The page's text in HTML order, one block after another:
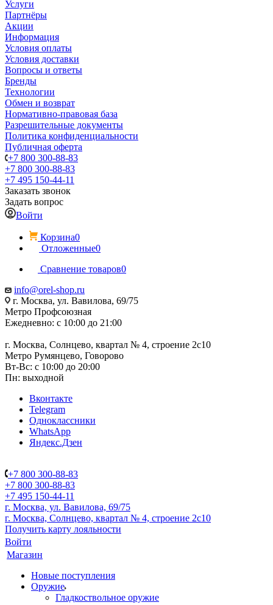
Услуги
Партнёры
Акции
Информация
Условия оплаты
Условия доставки
Вопросы и ответы
Бренды
Технологии
Обмен и возврат
Нормативно-правовая база
Разрешительные документы
Политика конфиденциальности
Публичная оферта
+7 800 300-88-83
+7 800 300-88-83
+7 495 150-44-11
Заказать звонок
Задать вопрос
Войти
Корзина0
Отложенные0
Сравнение товаров0
info@orel-shop.ru
г. Москва, ул. Вавилова, 69/75
Метро Профсоюзная
Ежедневно: с 10:00 до 21:00
г. Москва, Солнцево, квартал № 4, строение 2с10
Метро Румянцево, Говорово
Вт-Вс: с 10:00 до 20:00
Пн: выходной
Вконтакте
Telegram
Одноклассники
WhatsApp
Яндекс.Дзен
+7 800 300-88-83
+7 800 300-88-83
+7 495 150-44-11
г. Москва, ул. Вавилова, 69/75
г. Москва, Солнцево, квартал № 4, строение 2с10
Получить карту лояльности
Войти
Магазин
Новые поступления
Оружие
Гладкоствольное оружие